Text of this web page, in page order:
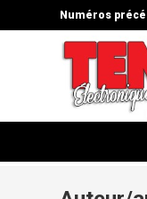
Numéros